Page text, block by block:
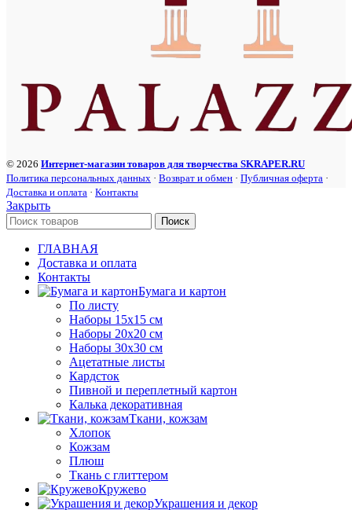
© 2026 Интернет-магазин товаров для творчества SKRAPER.RU
Политика персональных данных · Возврат и обмен · Публичная оферта ·
Доставка и оплата · Контакты
Закрыть
Поиск
ГЛАВНАЯ
Доставка и оплата
Контакты
Бумага и картон
По листу
Наборы 15х15 см
Наборы 20х20 см
Наборы 30х30 см
Ацетатные листы
Кардсток
Пивной и переплетный картон
Калька декоративная
Ткани, кожзам
Хлопок
Кожзам
Плюш
Ткань с глиттером
Кружево
Украшения и декор